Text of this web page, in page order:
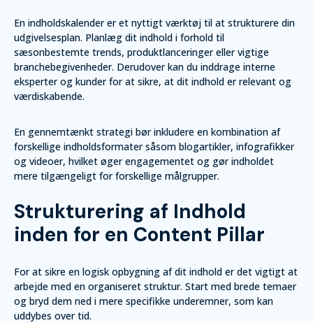
En indholdskalender er et nyttigt værktøj til at strukturere din
udgivelsesplan. Planlæg dit indhold i forhold til
sæsonbestemte trends, produktlanceringer eller vigtige
branchebegivenheder. Derudover kan du inddrage interne
eksperter og kunder for at sikre, at dit indhold er relevant og
værdiskabende.
En gennemtænkt strategi bør inkludere en kombination af
forskellige indholdsformater såsom blogartikler, infografikker
og videoer, hvilket øger engagementet og gør indholdet
mere tilgængeligt for forskellige målgrupper.
Strukturering af Indhold
inden for en Content Pillar
For at sikre en logisk opbygning af dit indhold er det vigtigt at
arbejde med en organiseret struktur. Start med brede temaer
og bryd dem ned i mere specifikke underemner, som kan
uddybes over tid.